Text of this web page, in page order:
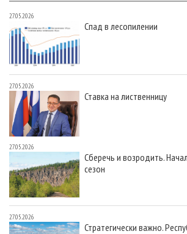
27.05.2026
Спад в лесопилении
27.05.2026
Ставка на лиственницу
27.05.2026
Сберечь и возродить.
сезон
27.05.2026
Стратегически важно.